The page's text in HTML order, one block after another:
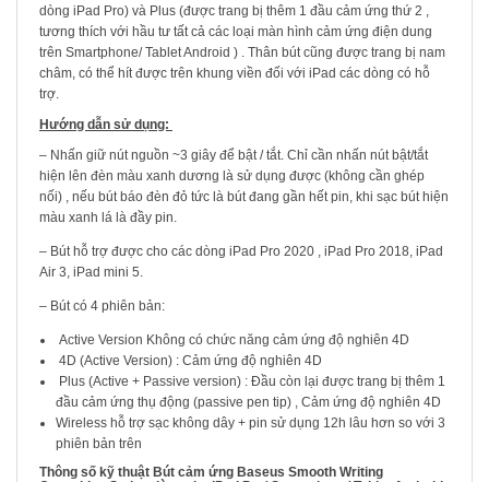
dòng iPad Pro) và Plus (được trang bị thêm 1 đầu cảm ứng thứ 2 ,
tương thích với hầu tư tất cả các loại màn hình cảm ứng điện dung
trên Smartphone/ Tablet Android ) . Thân bút cũng được trang bị nam
châm, có thể hít được trên khung viền đối với iPad các dòng có hỗ
trợ.
Hướng dẫn sử dụng:
– Nhấn giữ nút nguồn ~3 giây để bật / tắt. Chỉ cần nhấn nút bật/tắt
hiện lên đèn màu xanh dương là sử dụng được (không cần ghép
nối) , nếu bút báo đèn đỏ tức là bút đang gần hết pin, khi sạc bút hiện
màu xanh lá là đầy pin.
– Bút hỗ trợ được cho các dòng iPad Pro 2020 , iPad Pro 2018, iPad
Air 3, iPad mini 5.
– Bút có 4 phiên bản:
Active Version Không có chức năng cảm ứng độ nghiên 4D
4D (Active Version) : Cảm ứng độ nghiên 4D
Plus (Active + Passive version) : Đầu còn lại được trang bị thêm 1
đầu cảm ứng thụ động (passive pen tip) , Cảm ứng độ nghiên 4D
Wireless hỗ trợ sạc không dây + pin sử dụng 12h lâu hơn so với 3
phiên bản trên
Thông số kỹ thuật Bút cảm ứng Baseus Smooth Writing